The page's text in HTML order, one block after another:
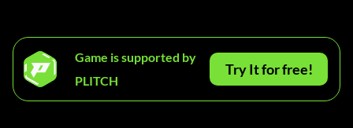
Game is supported by
PLITCH
Try It for free!